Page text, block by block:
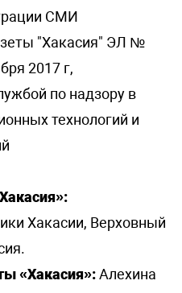
СМИ
"Хакасия" ЭЛ №
2017 г,
по надзору в
технологий и
Хакасии, Верховный
«Хакасия»:Алехина